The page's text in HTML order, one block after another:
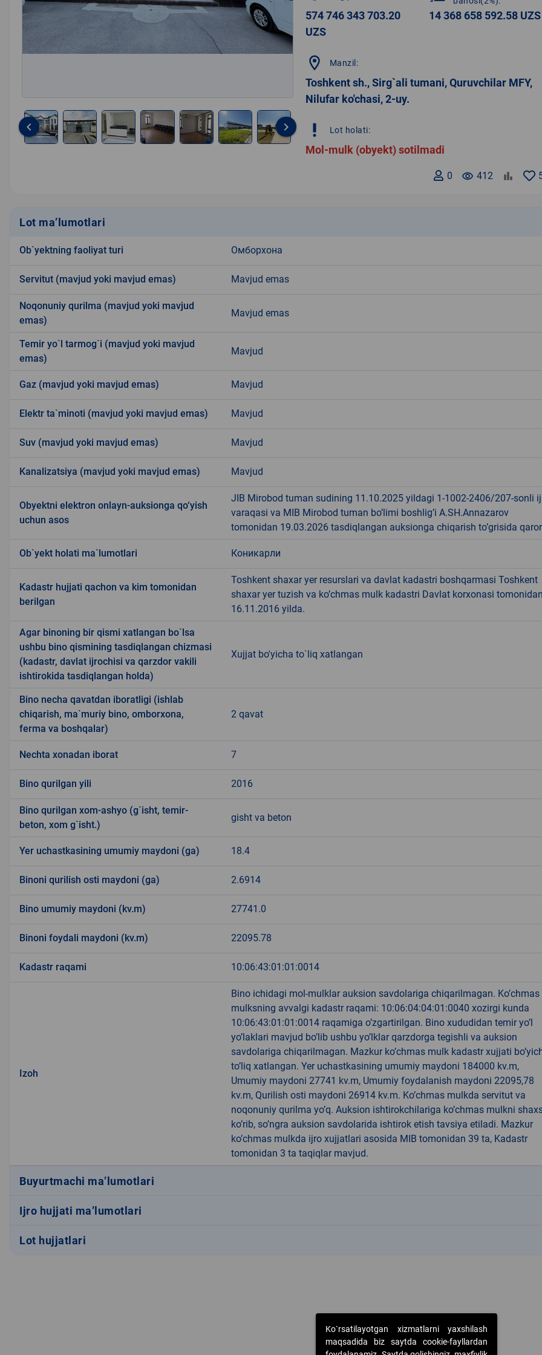
keyboard_arrow_left keyboard_arrow_right
574 746 343 703.20
UZS
14 368 658 592.58 UZS
location_on Manzil:
Toshkent sh., Sirg`ali tumani, Quruvchilar MFY,
Nilufar ko'chasi, 2-uy.
priority_high Lot holati:
Mol-mulk (obyekt) sotilmadi
remove_red_eye 412
0
Lot ma’lumotlari
Ob`yektning faoliyat turi Омборхона
Servitut (mavjud yoki mavjud emas) Mavjud emas
Noqonuniy qurilma (mavjud yoki mavjud
emas)
Mavjud emas
Temir yo`l tarmog`i (mavjud yoki mavjud
emas)
Mavjud
Gaz (mavjud yoki mavjud emas) Mavjud
Elektr ta`minoti (mavjud yoki mavjud emas) Mavjud
Suv (mavjud yoki mavjud emas) Mavjud
Kanalizatsiya (mavjud yoki mavjud emas) Mavjud
Obyektni elektron onlayn-auksionga qo‘yish
uchun asos
JIB Mirobod tuman sudining 11.10.2025 yildagi 1-1002-2406/207-sonli
varaqasi va MIB Mirobod tuman bo’limi boshlig’i A.SH.Annazarov
tomonidan 19.03.2026 tasdiqlangan auksionga chiqarish to’grisida
Ob`yekt holati ma`lumotlari Коникарли
Kadastr hujjati qachon va kim tomonidan
berilgan
Toshkent shaxar yer resurslari va davlat kadastri boshqarmasi Toshkent
shaxar yer tuzish va ko’chmas mulk kadastri Davlat korxonasi
16.11.2016 yilda.
Agar binoning bir qismi xatlangan bo`lsa
ushbu bino qismining tasdiqlangan chizmasi
(kadastr, davlat ijrochisi va qarzdor vakili
ishtirokida tasdiqlangan holda)
Xujjat bo'yicha to`liq xatlangan
Bino necha qavatdan iboratligi (ishlab
chiqarish, ma`muriy bino, omborxona,
ferma va boshqalar)
2 qavat
Nechta xonadan iborat 7
Bino qurilgan yili 2016
Bino qurilgan xom-ashyo (g`isht, temir-
beton, xom g`isht.)
gisht va beton
Yer uchastkasining umumiy maydoni (ga) 18.4
Binoni qurilish osti maydoni (ga) 2.6914
Bino umumiy maydoni (kv.m) 27741.0
Binoni foydali maydoni (kv.m) 22095.78
Kadastr raqami 10:06:43:01:01:0014
Izoh
Bino ichidagi mol-mulklar auksion savdolariga chiqarilmagan. Ko’chmas
mulksning avvalgi kadastr raqami: 10:06:04:04:01:0040 xozirgi kunda
10:06:43:01:01:0014 raqamiga o’zgartirilgan. Bino xududidan temir yo’l
yo’laklari mavjud bo’lib ushbu yo’lklar qarzdorga tegishli va auksion
savdolariga chiqarilmagan. Mazkur ko’chmas mulk kadastr xujjati
to’liq xatlangan. Yer uchastkasining umumiy maydoni 184000 kv.m,
Umumiy maydoni 27741 kv.m, Umumiy foydalanish maydoni 22095,78
kv.m, Qurilish osti maydoni 26914 kv.m. Ko’chmas mulkda servitut va
noqonuniy qurilma yo’q. Auksion ishtirokchilariga ko’chmas mulkni
ko’rib, so’ngra auksion savdolarida ishtirok etish tavsiya etiladi. Mazkur
ko’chmas mulkda ijro xujjatlari asosida MIB tomonidan 39 ta, Kadastr
tomonidan 3 ta taqiqlar mavjud.
Buyurtmachi ma’lumotlari
Ijro hujjati ma’lumotlari
Lot hujjatlari
Ko`rsatilayotgan xizmatlarni yaxshilash
maqsadida biz saytda cookie-fayllardan